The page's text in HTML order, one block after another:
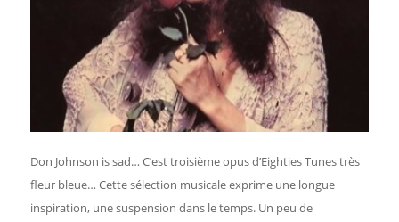
Don Johnson is sad… C’est troisième opus d’Eighties Tunes très
fleur bleue… Cette sélection musicale exprime une longue
inspiration, une suspension dans le temps. Un peu de